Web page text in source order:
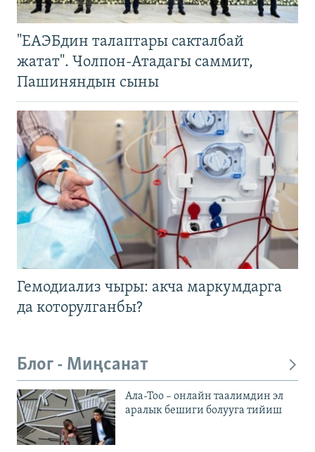
"ЕАЭБдин талаптары сакталбай
жатат". Чолпон-Атадагы саммит,
Пашиняндын сыны
Гемодиализ чыры: акча маркумдарга
да которулганбы?
Блог - Миңсанат
Ала-Тоо – онлайн таалимдин эл
аралык бешиги болууга тийиш